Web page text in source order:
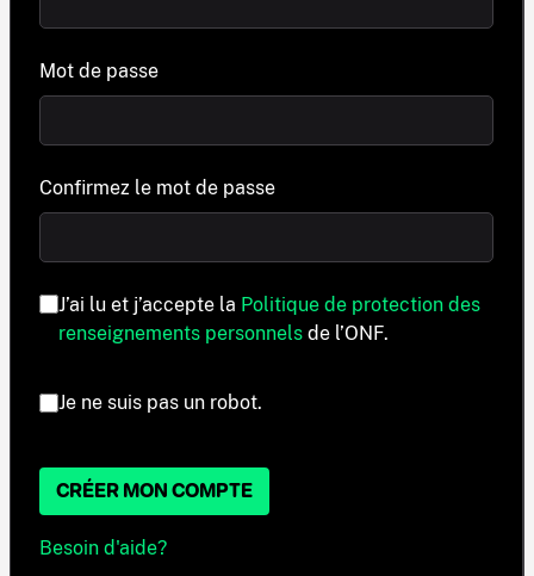
Mot de passe
Confirmez le mot de passe
J’ai lu et j’accepte la Politique de protection des
renseignements personnels de l’ONF.
Je ne suis pas un robot.
CRÉER MON COMPTE
Besoin d'aide?